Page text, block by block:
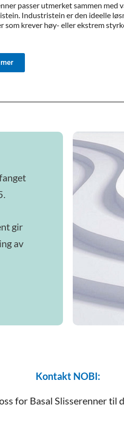
passer utmerket sammen med
Industristein er den ideelle
som krever høy- eller ekstrem
gir
av
Kontakt NOBI:
for Basal Slisserenner til